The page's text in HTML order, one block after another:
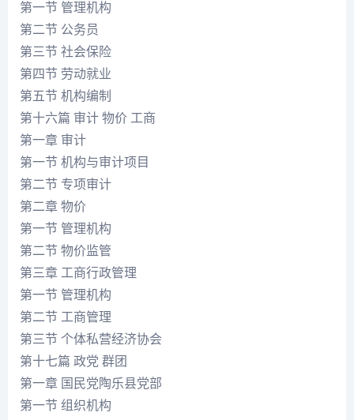
第一节 管理机构
第二节 公务员
第三节 社会保险
第四节 劳动就业
第五节 机构编制
第十六篇 审计 物价 工商
第一章 审计
第一节 机构与审计项目
第二节 专项审计
第二章 物价
第一节 管理机构
第二节 物价监管
第三章 工商行政管理
第一节 管理机构
第二节 工商管理
第三节 个体私营经济协会
第十七篇 政党 群团
第一章 国民党陶乐县党部
第一节 组织机构